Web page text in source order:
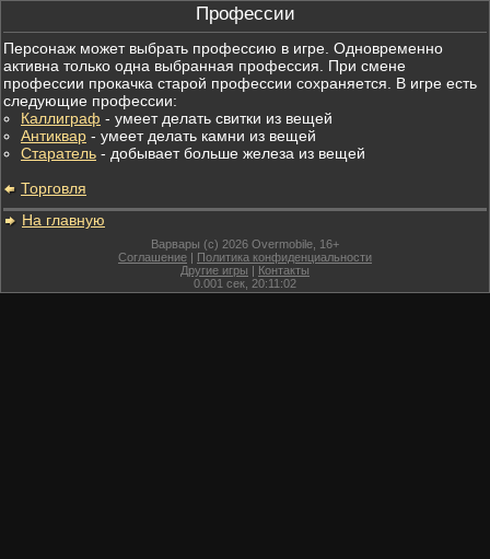
Профессии
Персонаж может выбрать профессию в игре. Одновременно
активна только одна выбранная профессия. При смене
профессии прокачка старой профессии сохраняется. В игре есть
следующие профессии:
Каллиграф - умеет делать свитки из вещей
Антиквар - умеет делать камни из вещей
Старатель - добывает больше железа из вещей
Торговля
На главную
Варвары (c) 2026 Overmobile, 16+
Соглашение | Политика конфиденциальности
Другие игры | Контакты
0.001 сек, 20:11:02